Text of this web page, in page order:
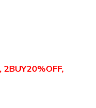
2BUY20%OFF,